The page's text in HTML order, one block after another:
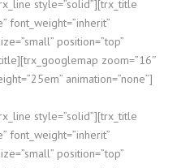
style=”solid”][trx_title
font_weight=”inherit”
position=”top”
zoom=”16″
animation=”none”]
style=”solid”][trx_title
font_weight=”inherit”
position=”top”